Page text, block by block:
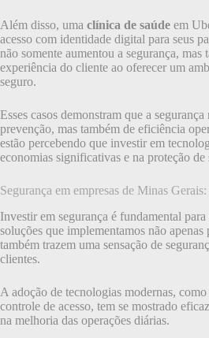
Além disso, uma clínica de saúde em
acesso com identidade digital para seus
não somente aumentou a segurança, mas
experiência do cliente ao oferecer um
seguro.
Esses casos demonstram que a
prevenção, mas também de eficiência
estão percebendo que investir em
economias significativas e na proteção de
Segurança em empresas de Minas
Investir em segurança é fundamental
soluções que implementamos não apenas
também trazem uma sensação de
clientes.
A adoção de tecnologias modernas,
controle de acesso, tem se mostrado
na melhoria das operações diárias.